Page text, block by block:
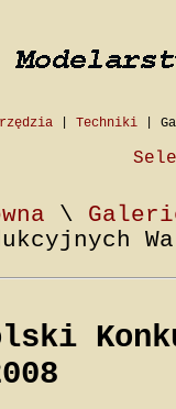
| Techniki|
\